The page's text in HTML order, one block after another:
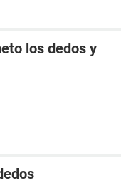
los dedos y